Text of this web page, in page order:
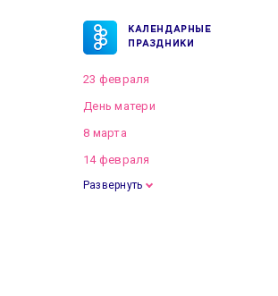
КАЛЕНДАРНЫЕ
ПРАЗДНИКИ
23 февраля
День матери
8 марта
14 февраля
Развернуть